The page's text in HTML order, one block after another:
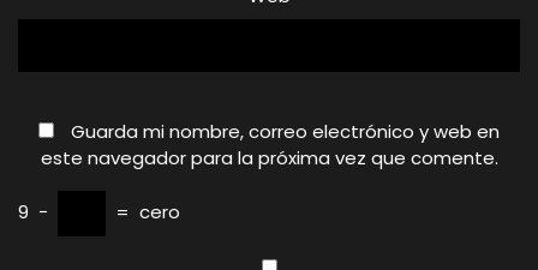
Guarda mi nombre, correo electrónico y web en
este navegador para la próxima vez que comente.
9 − = cero